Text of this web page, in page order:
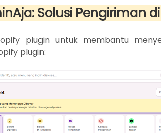
Solusi Pengiriman
plugin untuk membantu
plugin: